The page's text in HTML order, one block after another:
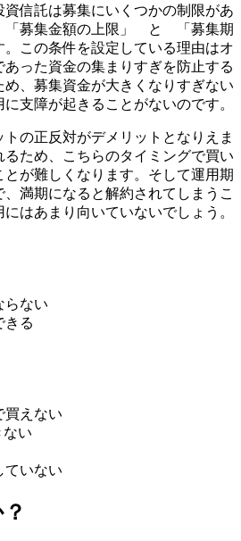
資信託は募集にいくつかの制限があ
「募集金額の上限」 と 「募集期
この条件を設定している理由はオ
った資金の集まりすぎを防止する
め、募集資金が大きくなりすぎない
支障が起きることがないのです。
の正反対がデメリットとなりえま
ため、こちらのタイミングで買い
が難しくなります。そして運用期
満期になると解約されてしまうこ
はあまり向いていないでしょう。
らない
きる
えない
い
いない